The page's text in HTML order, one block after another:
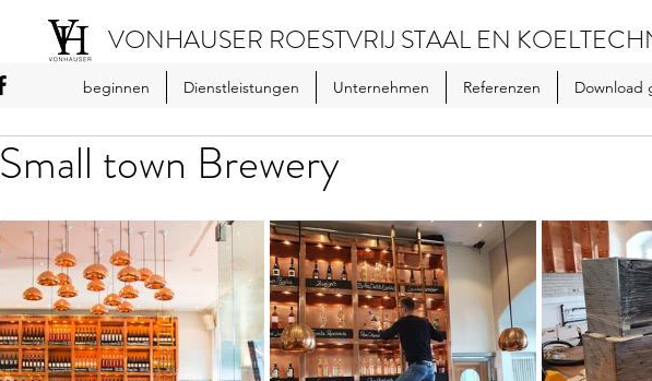
VONHAUSER ROESTVRIJ STAAL EN
beginnen Dienstleistungen Unternehmen Referenzen Download
Small town Brewery